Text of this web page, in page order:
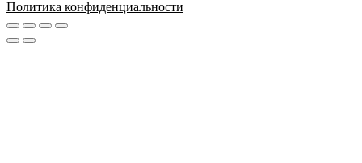
Политика конфиденциальности